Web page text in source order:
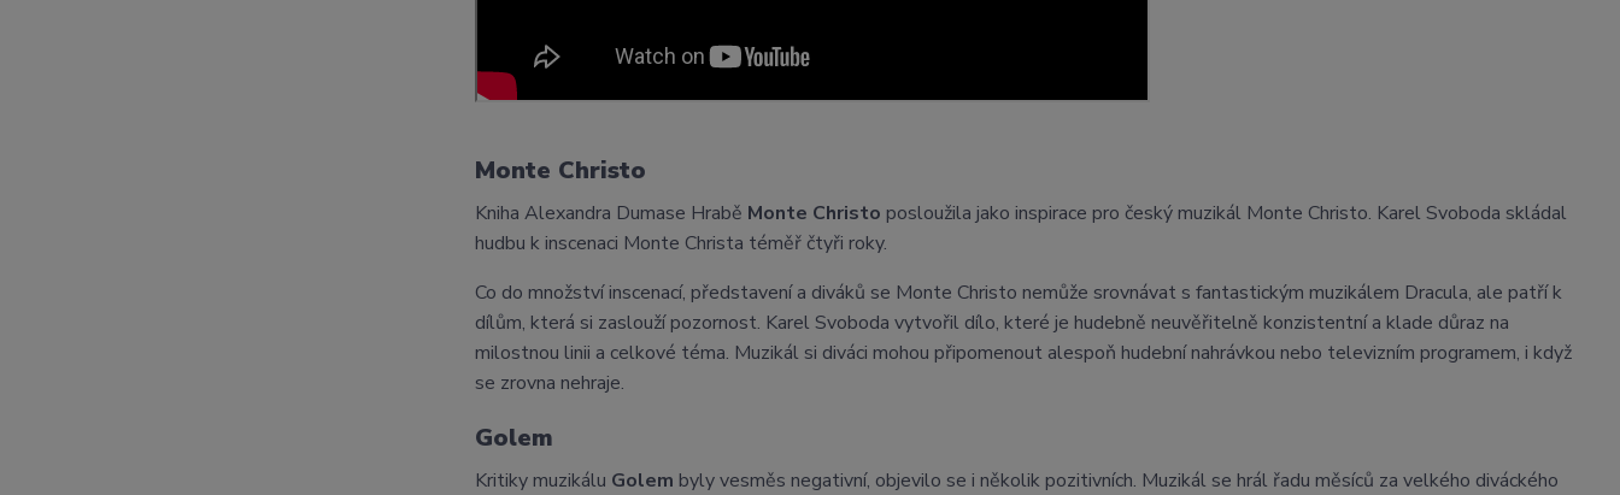
Monte Christo
Kniha Alexandra Dumase Hrabě Monte Christo posloužila jako inspirace pro český muzikál Monte Christo. Karel Svoboda skládal
hudbu k inscenaci Monte Christa téměř čtyři roky.
Co do množství inscenací, představení a diváků se Monte Christo nemůže srovnávat s fantastickým muzikálem Dracula, ale patří k
dílům, která si zaslouží pozornost. Karel Svoboda vytvořil dílo, které je hudebně neuvěřitelně konzistentní a klade důraz na
milostnou linii a celkové téma. Muzikál si diváci mohou připomenout alespoň hudební nahrávkou nebo televizním programem, i když
se zrovna nehraje.
Golem
Kritiky muzikálu Golem byly vesměs negativní, objevilo se i několik pozitivních. Muzikál se hrál řadu měsíců za velkého diváckého